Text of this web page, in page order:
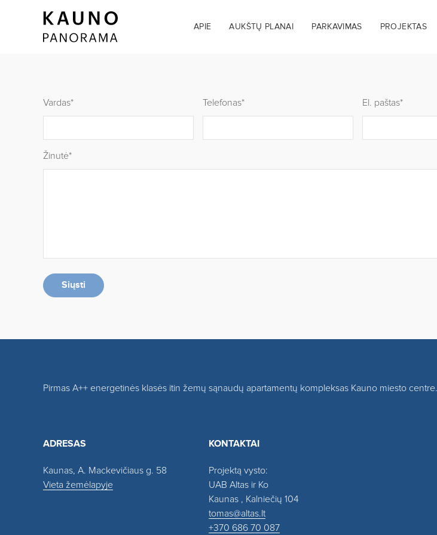
APIE AUKŠTŲ PLANAI PARKAVIMAS PROJEKTAS
Vardas* Telefonas* El. paštas*
Žinutė*
Siųsti
Pirmas A++ energetinės klasės itin žemų sąnaudų apartamentų kompleksas Kauno miesto centre.
ADRESAS
Kaunas, A. Mackevičiaus g. 58
Vieta žemėlapyje
KONTAKTAI
Projektą vysto:
UAB Altas ir Ko
Kaunas , Kalniečių 104
tomas@altas.lt
+370 686 70 087